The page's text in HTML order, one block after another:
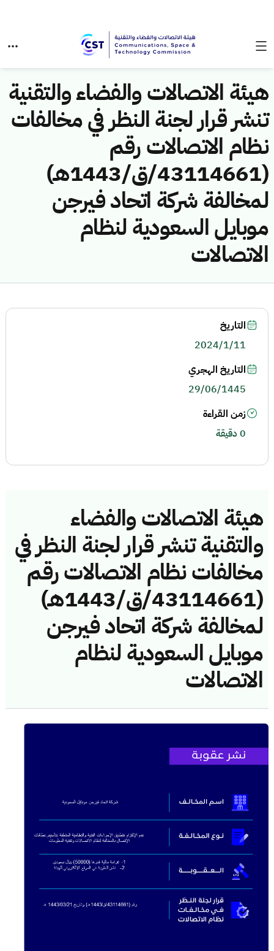
هيئة الاتصالات والفضاء والتقنية
تنشر قرار لجنة النظر في مخالفات
نظام الاتصالات رقم
(43114661/ق/1443هـ)
لمخالفة شركة اتحاد فيرجن
موبايل السعودية لنظام
الاتصالات
هيئة الاتصالات والفضاء
والتقنية تنشر قرار لجنة النظر في
مخالفات نظام الاتصالات رقم
(43114661/ق/1443هـ)
لمخالفة شركة اتحاد فيرجن
موبايل السعودية لنظام
الاتصالات
التاريخ
2024/1/11
التاريخ الهجري
29/06/1445
زمن القراءة
0 دقيقة